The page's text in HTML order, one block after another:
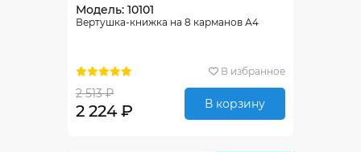
Модель: 10101
Вертушка-книжка на 8 карманов А4
В избранное
2 513 ₽
2 224 ₽ В корзину